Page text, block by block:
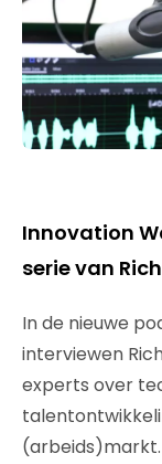
Innovation
serie van
In de nieuwe
interviewen
experts over